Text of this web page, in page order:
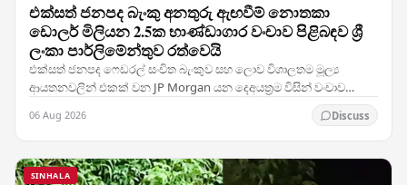
එක්සත් ජනපද බැංකු අනතුරු ඇඟවීම් නොතකා
ඩොලර් මිලියන 2.5ක භාණ්ඩාගාර වංචාව පිළිබඳව ශ්‍රී
ලංකා පාර්ලිමේන්තුව රත්වෙයි
එක්සත් ජනපද ෆෙඩරල් සංචිත බැංකුව සහ ලොව විශාලතම මූල්‍ය
ආයතනවලින් එකක් වන JP Morgan යන දෙඅයත්‍රම විසින් වංචාව
06 Aug 2026 Discuss
SINHALA